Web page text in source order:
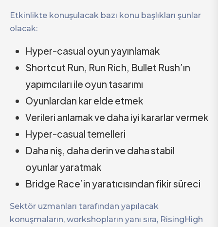
Etkinlikte konuşulacak bazı konu başlıkları şunlar
olacak:
Hyper-casual oyun yayınlamak
Shortcut Run, Run Rich, Bullet Rush’ın
yapımcıları ile oyun tasarımı
Oyunlardan kar elde etmek
Verileri anlamak ve daha iyi kararlar vermek
Hyper-casual temelleri
Daha niş, daha derin ve daha stabil
oyunlar yaratmak
Bridge Race’in yaratıcısından fikir süreci
Sektör uzmanları tarafından yapılacak
konuşmaların, workshopların yanı sıra, RisingHigh